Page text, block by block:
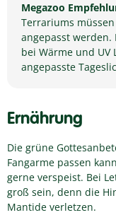
Megazoo
Terrariums
angepasst
bei Wärme und UV
angepasste
Ernährung
Die grüne
Fangarme passen
gerne verspeist. Bei
groß sein, denn die
Mantide verletzen.